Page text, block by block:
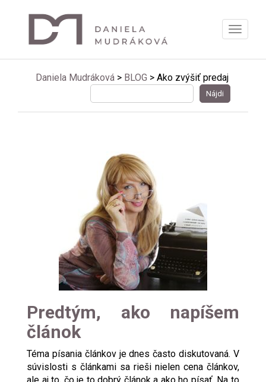
Daniela Mudráková > BLOG > Ako zvýšiť predaj
Hľadať:
Predtým, ako napíšem
článok
Téma písania článkov je dnes často diskutovaná. V
súvislosti s článkami sa rieši nielen cena článkov,
ale aj to, čo je to dobrý článok a ako ho písať. Na to